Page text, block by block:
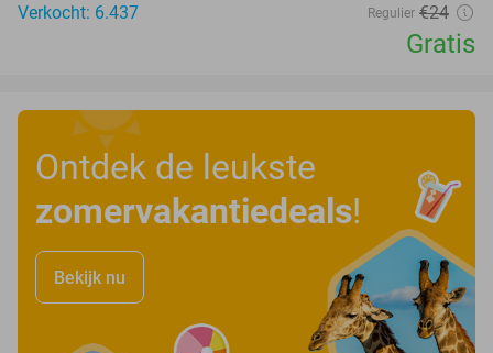
Verkocht: 6.437
Regulier €24
Gratis
Ontdek de leukste
zomervakantiedeals!
Bekijk nu